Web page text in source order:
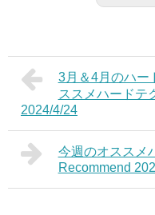
3月＆4月のハー
ススメハードテ
2024/4/24
今週のオススメ
Recommend